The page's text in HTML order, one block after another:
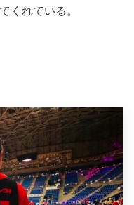
くれている。